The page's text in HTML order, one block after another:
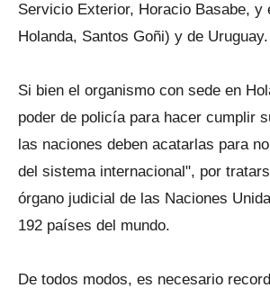
Servicio Exterior, Horacio Basabe, y
Holanda, Santos Goñi) y de Uruguay.
Si bien el organismo con sede en
poder de policía para hacer cumplir
las naciones deben acatarlas para
del sistema internacional", por
órgano judicial de las Naciones
192 países del mundo.
De todos modos, es necesario